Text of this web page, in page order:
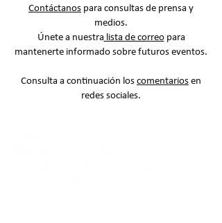
Contáctanos para consultas de prensa y
medios.
Únete a nuestra lista de correopara
mantenerte informado sobre futuros eventos.
Consulta a continuación los comentarios en
redes sociales.